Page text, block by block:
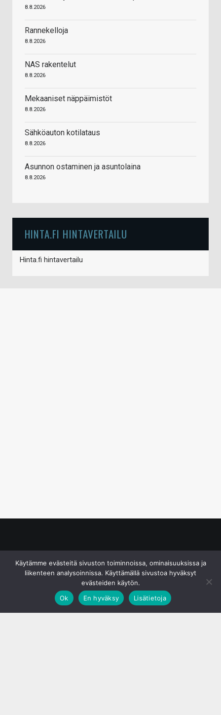
8.8.2026
Rannekelloja
8.8.2026
NAS rakentelut
8.8.2026
Mekaaniset näppäimistöt
8.8.2026
Sähköauton kotilataus
8.8.2026
Asunnon ostaminen ja asuntolaina
8.8.2026
HINTA.FI HINTAVERTAILU
Hinta.fi hintavertailu
Käytämme evästeitä sivuston toiminnoissa, ominaisuuksissa ja
liikenteen analysoinnissa. Käyttämällä sivustoa hyväksyt
evästeiden käytön.
Ok
En hyväksy Lisätietoja